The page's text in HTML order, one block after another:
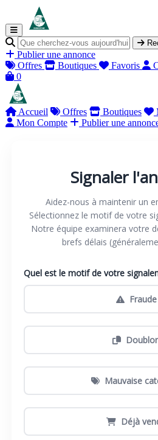
Publier une annonce
Offres
Boutiques Favoris
0
Accueil Offres Boutiques
Mon Compte
Publier une
Signaler
Aidez-nous à maintenir un
Sélectionnez le motif de votre
Notre équipe examinera votre
brefs délais
Quel est le motif de votre
Fraude
Mauvaise
Déjà